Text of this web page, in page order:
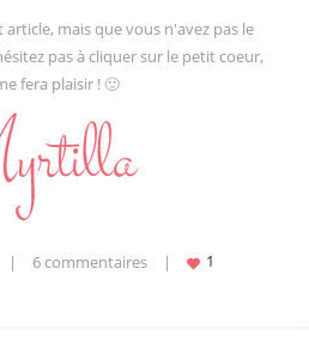
article, mais que vous n'avez pas le
pas à cliquer sur le petit coeur,
fera plaisir ! 🙂
| 6 commentaires |